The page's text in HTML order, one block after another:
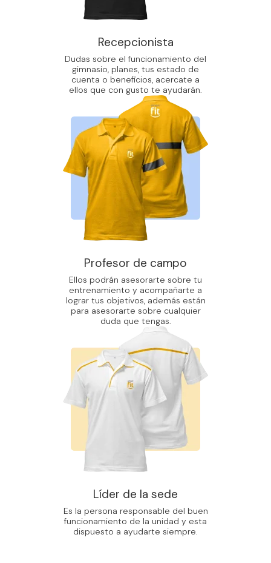
Recepcionista
Dudas sobre el funcionamiento del
gimnasio, planes, tus estado de
cuenta o beneficios, acercate a
ellos que con gusto te ayudarán.
Profesor de campo
Ellos podrán asesorarte sobre tu
entrenamiento y acompañarte a
lograr tus objetivos, además están
para asesorarte sobre cualquier
duda que tengas.
Líder de la sede
Es la persona responsable del buen
funcionamiento de la unidad y esta
dispuesto a ayudarte siempre.